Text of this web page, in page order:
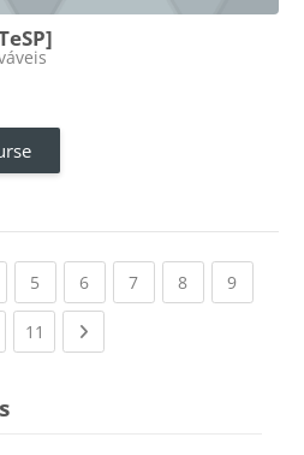
5 (current)
6(current)
7(current)
8(current)
9(current)
11 (current)